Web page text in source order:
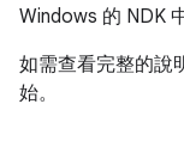
Windows 的 NDK
如需查看完整的說
始。